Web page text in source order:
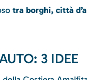
tra borghi, città
3 IDEE